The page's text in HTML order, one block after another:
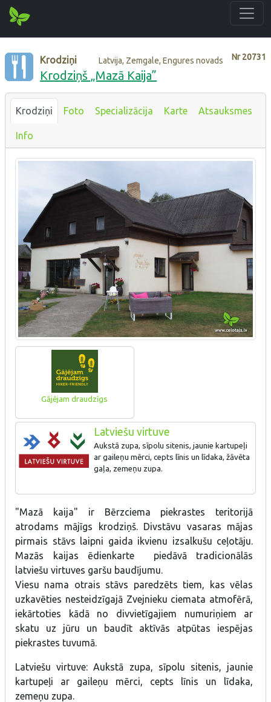
Nr20731
Krodziņi Latvija, Zemgale, Engures novads
Krodziņš „Mazā Kaija”
Krodziņi Foto Specializācija Karte Atsauksmes
Info
Gājējam draudzīgs
Latviešu virtuve
Aukstā zupa, sīpolu sitenis, jaunie kartupeļi
ar gaileņu mērci, cepts līnis un līdaka, žāvēta
gaļa, zemeņu zupa.
"Mazā kaija" ir Bērzciema piekrastes teritorijā
atrodams mājīgs krodziņš. Divstāvu vasaras mājas
pirmais stāvs laipni gaida ikvienu izsalkušu ceļotāju.
Mazās kaijas ēdienkarte piedāvā tradicionālās
latviešu virtuves garšu baudījumu.
Viesu nama otrais stāvs paredzēts tiem, kas vēlas
uzkavēties nesteidzīgajā Zvejnieku ciemata atmofērā,
iekārtoties kādā no divvietīgajiem numuriņiem ar
skatu uz jūru un baudīt aktīvās atpūtas iespējas
piekrastes tuvumā.
Latviešu virtuve: Aukstā zupa, sīpolu sitenis, jaunie
kartupeļi ar gaileņu mērci, cepts līnis un līdaka,
zemeņu zupa.